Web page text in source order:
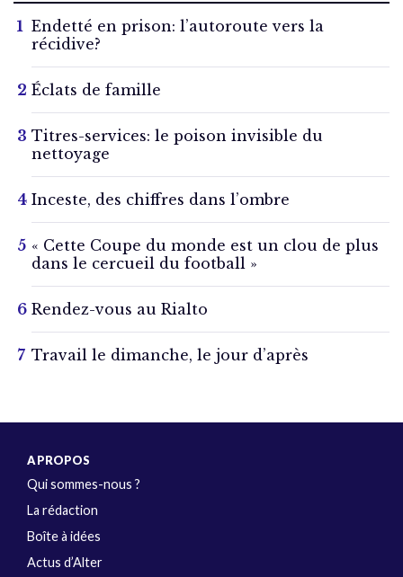
Endetté en prison: l’autoroute vers la
récidive?
Éclats de famille
Titres-services: le poison invisible du
nettoyage
Inceste, des chiffres dans l’ombre
« Cette Coupe du monde est un clou de plus
dans le cercueil du football »
Rendez-vous au Rialto
Travail le dimanche, le jour d’après
A PROPOS
Qui sommes-nous ?
La rédaction
Boîte à idées
Actus d’Alter